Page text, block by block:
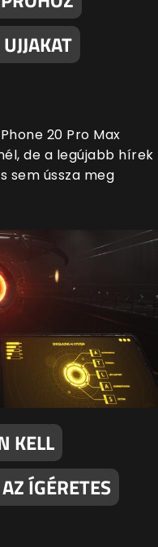
20 Pro Max
de a legújabb hírek
sem ússza meg
KELL
ÍGÉRETES